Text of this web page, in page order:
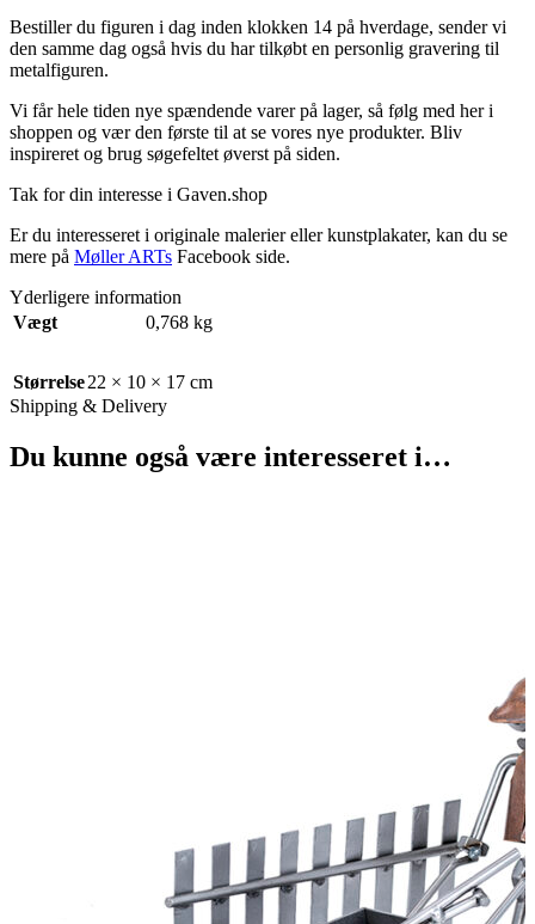
Bestiller du figuren i dag inden klokken 14 på hverdage, sender vi
den samme dag også hvis du har tilkøbt en personlig gravering til
metalfiguren.
Vi får hele tiden nye spændende varer på lager, så følg med her i
shoppen og vær den første til at se vores nye produkter. Bliv
inspireret og brug søgefeltet øverst på siden.
Tak for din interesse i Gaven.shop
Er du interesseret i originale malerier eller kunstplakater, kan du se
mere på Møller ARTs Facebook side.
Yderligere information
Vægt
0,768 kg
Størrelse22 × 10 × 17 cm
Shipping & Delivery
Du kunne også være interesseret i…